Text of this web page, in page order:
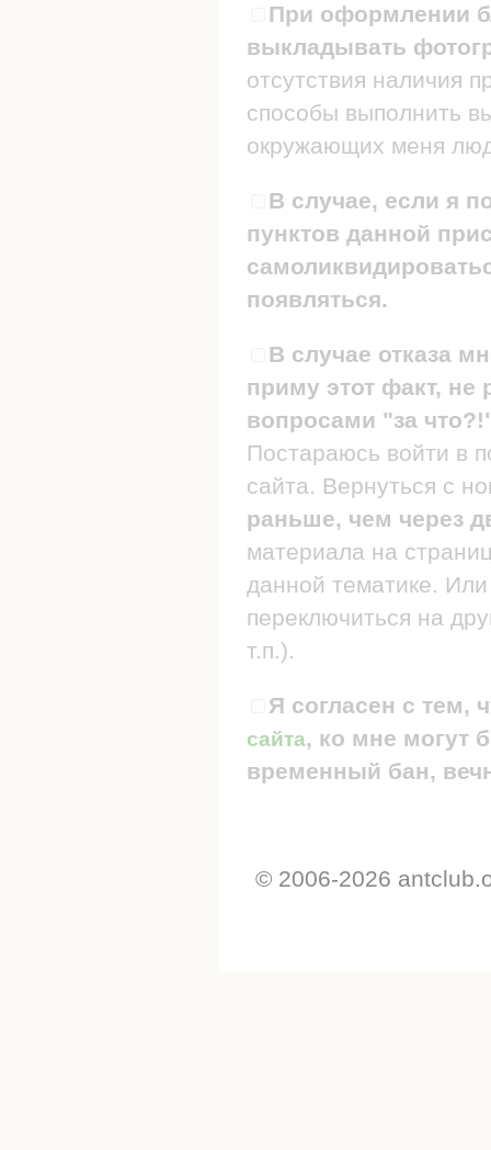
При оформлении
выкладывать
отсутствия наличия
способы выполнить
окружающих меня
В случае, если я
пунктов данной
появляться.
В случае отказа
приму этот факт, не
вопросами "за
Постараюсь войти в
сайта. Вернуться с
раньше, чем через
материала на
данной тематике.
переключиться на
т.п.).
Я согласен с тем,
сайта, ко мне могут
временный бан,
© 2006-2026